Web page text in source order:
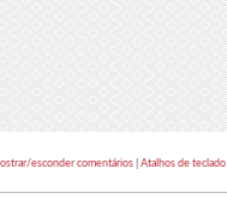
esconder comentários |Atalhos de teclado